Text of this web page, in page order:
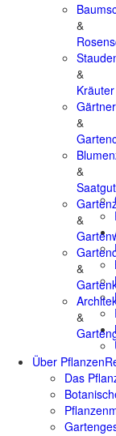
&
&
Kräuter
&
&
Saatgut
&
&
&
Über
Das